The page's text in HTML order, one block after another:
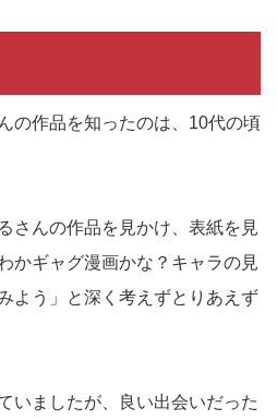
の作品を知ったのは、10代の頃
さんの作品を見かけ、表紙を見
かギャグ漫画かな？キャラの見
よう」と深く考えずとりあえず
いましたが、良い出会いだった